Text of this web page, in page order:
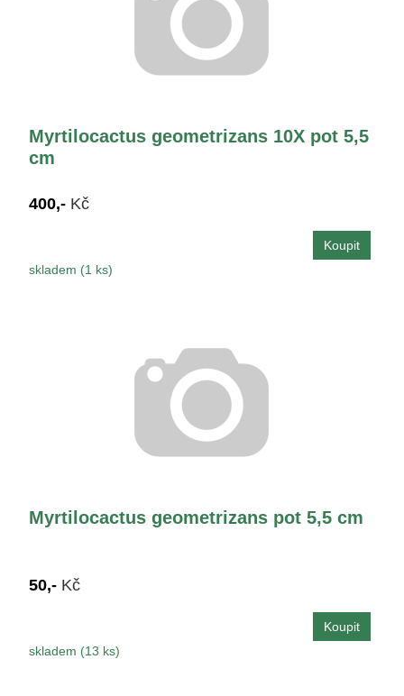
Myrtilocactus geometrizans 10X pot 5,5
cm
400,- Kč
skladem (1 ks)
Myrtilocactus geometrizans pot 5,5 cm
50,- Kč
skladem (13 ks)